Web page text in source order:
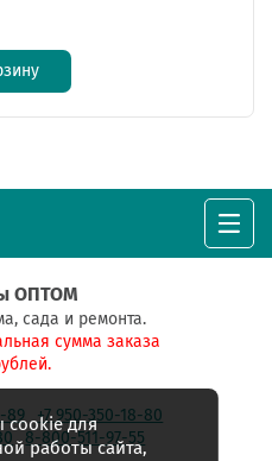
ОПТОМ
сада и ремонта.
сумма заказа
89
+7 950-350-18-80
8-800-511-97-55
cookie для
работы сайта,